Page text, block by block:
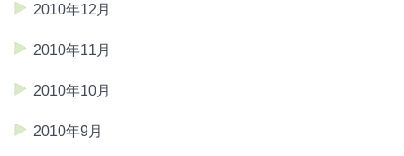
2010年12月
2010年11月
2010年10月
2010年9月